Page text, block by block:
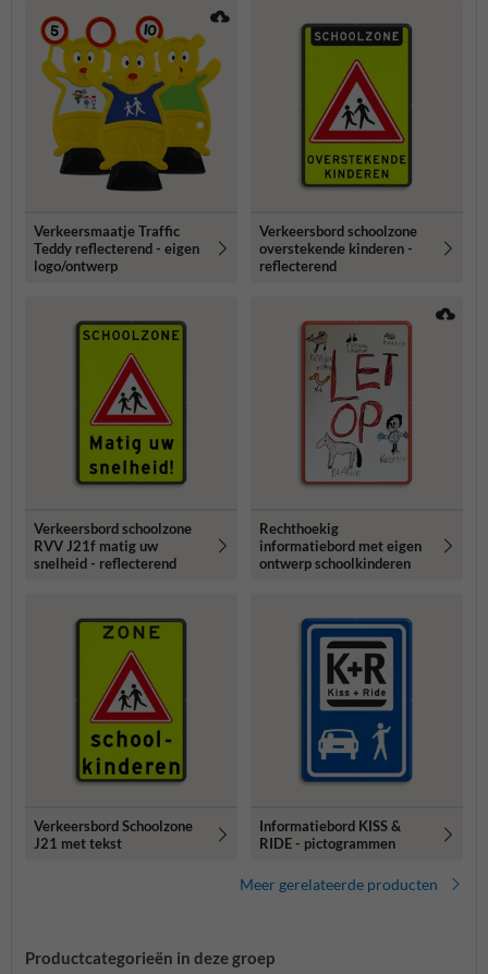
Verkeersmaatje Traffic
Teddy reflecterend - eigen
logo/ontwerp
Verkeersbord schoolzone
overstekende kinderen -
reflecterend
Verkeersbord schoolzone
RVV J21f matig uw
snelheid - reflecterend
Rechthoekig
informatiebord met eigen
ontwerp schoolkinderen
Verkeersbord Schoolzone
J21 met tekst
Informatiebord KISS &
RIDE - pictogrammen
Meer gerelateerde producten
Productcategorieën in deze groep